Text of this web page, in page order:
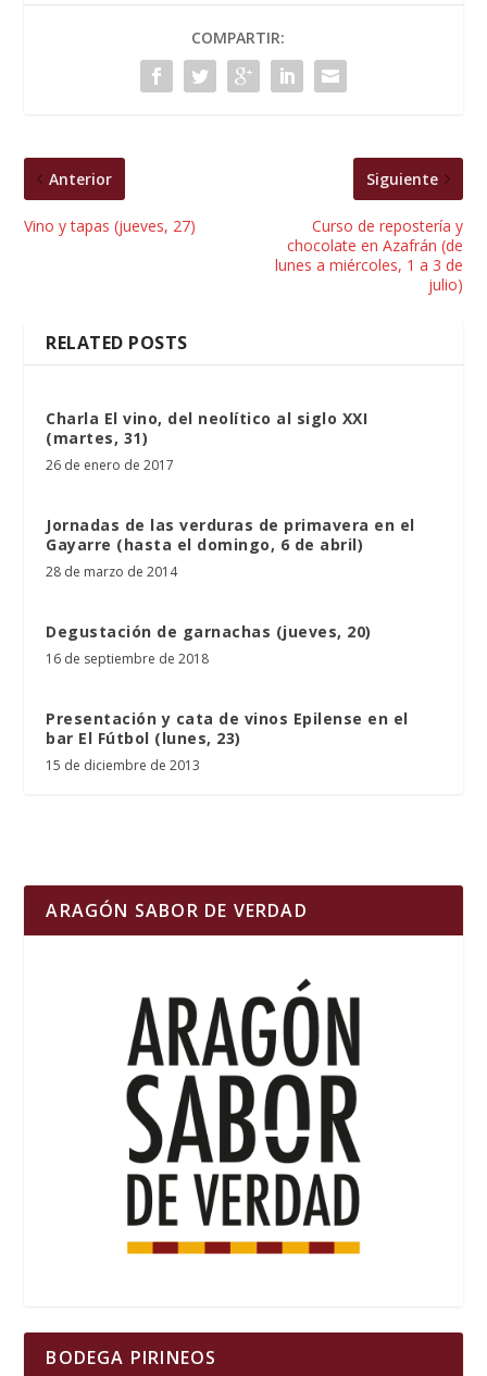
COMPARTIR:
Anterior
Vino y tapas (jueves, 27)
Siguiente
Curso de repostería y
chocolate en Azafrán (de
lunes a miércoles, 1 a 3 de
julio)
RELATED POSTS
Charla El vino, del neolítico al siglo XXI
(martes, 31)
26 de enero de 2017
Jornadas de las verduras de primavera en el
Gayarre (hasta el domingo, 6 de abril)
28 de marzo de 2014
Degustación de garnachas (jueves, 20)
16 de septiembre de 2018
Presentación y cata de vinos Epilense en el
bar El Fútbol (lunes, 23)
15 de diciembre de 2013
ARAGÓN SABOR DE VERDAD
BODEGA PIRINEOS